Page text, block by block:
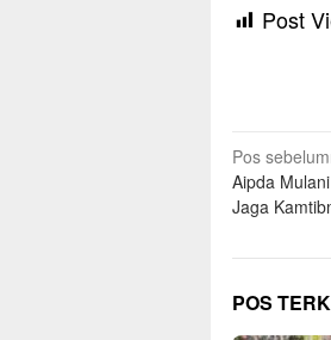
Post
pos
Pos
Aipda
Jaga
POS